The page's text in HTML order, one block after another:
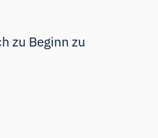
zu Beginn zu